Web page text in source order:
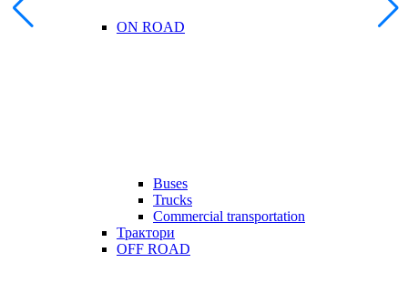
ON ROAD
Buses
Trucks
Commercial transportation
Трактори
OFF ROAD